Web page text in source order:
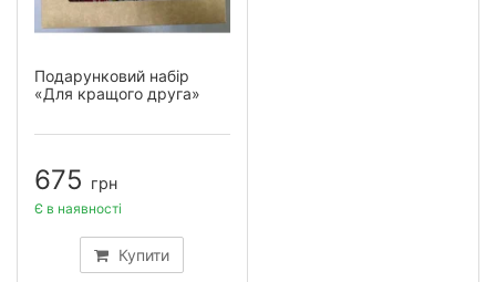
Подарунковий набір
«Для кращого друга»
675 грн
Купити
Є в наявності